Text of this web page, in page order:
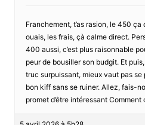
Franchement, t’as rasion, le 450
ouais, les frais, çà calme direct.
400 aussi, c’est plus raisonnable
peur de bousiller son budgit. Et
truc surpuissant, mieux vaut pas
bon kiff sans se ruiner. Allez, fais-
promet d’être intéressant Comment